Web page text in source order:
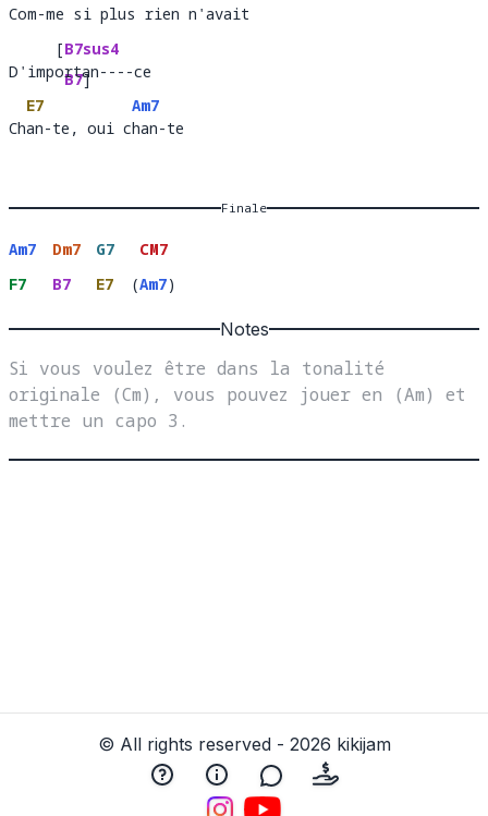
Com-me si plus rien n'avait
Com-me si plus rien n'avait
D'imp
[B7sus4
rtan----
B7]
D'importan----ce
Ch
E7
an-te, oui c
Am7
han-
Chan-te, oui chan-te
Finale
Am7 Dm7 G7
CM7
F7
B7 E7 (Am7)
Notes
Si vous voulez être dans la tonalité
originale (Cm), vous pouvez jouer en (Am) et
mettre un capo 3.
© All rights reserved - 2026 kikijam